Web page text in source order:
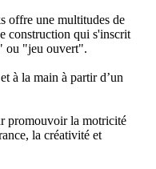
offre une multitudes de
construction qui s'inscrit
ou "jeu ouvert".
à la main à partir d’un
promouvoir la motricité
la créativité et